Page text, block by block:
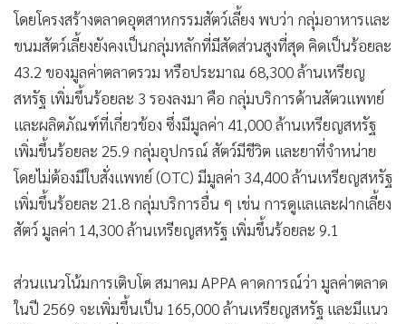
โดยโครงสร้างตลาดอุตสาหกรรมสัตว์เลี้ยง พบว่า กลุ่มอาหารและ
ขนมสัตว์เลี้ยงยังคงเป็นกลุ่มหลักที่มีสัดส่วนสูงที่สุด คิดเป็นร้อยละ
43.2 ของมูลค่าตลาดรวม หรือประมาณ 68,300 ล้านเหรียญ
สหรัฐ เพิ่มขึ้นร้อยละ 3 รองลงมา คือ กลุ่มบริการด้านสัตวแพทย์
และผลิตภัณฑ์ที่เกี่ยวข้อง ซึ่งมีมูลค่า 41,000 ล้านเหรียญสหรัฐ
เพิ่มขึ้นร้อยละ 25.9 กลุ่มอุปกรณ์ สัตว์มีชีวิต และยาที่จำหน่าย
โดยไม่ต้องมีใบสั่งแพทย์ (OTC) มีมูลค่า 34,400 ล้านเหรียญสหรัฐ
เพิ่มขึ้นร้อยละ 21.8 กลุ่มบริการอื่น ๆ เช่น การดูแลและฝากเลี้ยง
สัตว์ มูลค่า 14,300 ล้านเหรียญสหรัฐ เพิ่มขึ้นร้อยละ 9.1
ส่วนแนวโน้มการเติบโต สมาคม APPA คาดการณ์ว่า มูลค่าตลาด
ในปี 2569 จะเพิ่มขึ้นเป็น 165,000 ล้านเหรียญสหรัฐ และมีแนว